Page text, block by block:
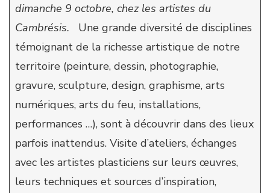
dimanche 9 octobre, chez les artistes du
Cambrésis. Une grande diversité de disciplines
témoignant de la richesse artistique de notre
territoire (peinture, dessin, photographie,
gravure, sculpture, design, graphisme, arts
numériques, arts du feu, installations,
performances …), sont à découvrir dans des lieux
parfois inattendus. Visite d’ateliers, échanges
avec les artistes plasticiens sur leurs œuvres,
leurs techniques et sources d’inspiration,